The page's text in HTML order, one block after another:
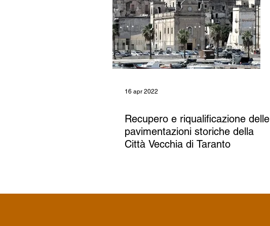
16 apr 2022
Recupero e riqualificazione delle
pavimentazioni storiche della
Città Vecchia di Taranto